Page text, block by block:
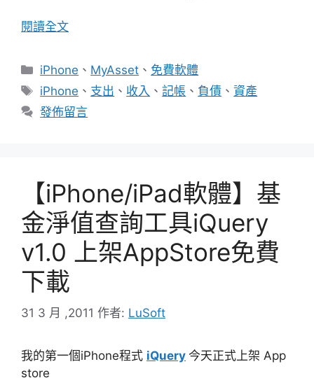
閱讀全文
分
類
iPhone 、 MyAsset 、 免費軟體
標
籤
iPhone 、 支出 、 收入 、記帳 、 負債 、資產
發佈留言
【iPhone/iPad軟體】基
金淨值查詢工具iQuery
v1.0 上架AppStore免費
下載
31 3 月 ,2011 作者: LuSoft
我的第一個iPhone程式 iQuery 今天正式上架 App
store